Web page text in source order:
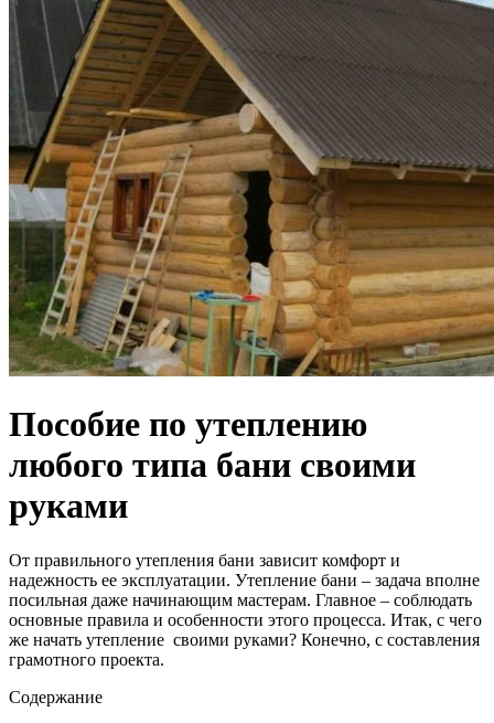
Пособие по утеплению
любого типа бани своими
руками
От правильного утепления бани зависит комфорт и
надежность ее эксплуатации. Утепление бани – задача вполне
посильная даже начинающим мастерам. Главное – соблюдать
основные правила и особенности этого процесса. Итак, с чего
же начать утепление своими руками? Конечно, с составления
грамотного проекта.
Содержание